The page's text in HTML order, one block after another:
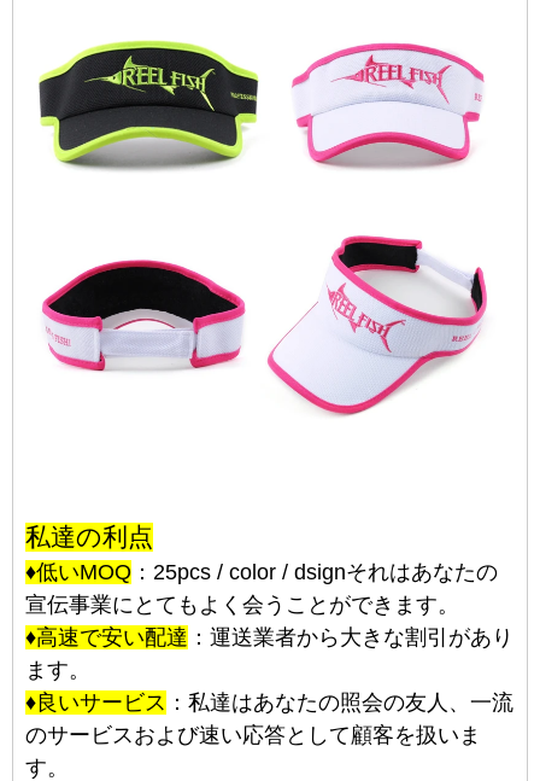
私達の利点
♦低いMOQ ：25pcs / color / dsignそれはあなたの
宣伝事業にとてもよく会うことができます。
♦高速で安い配達 ：運送業者から大きな割引があり
ます。
♦良いサービス ：私達はあなたの照会の友人、一流
のサービスおよび速い応答として顧客を扱いま
す。